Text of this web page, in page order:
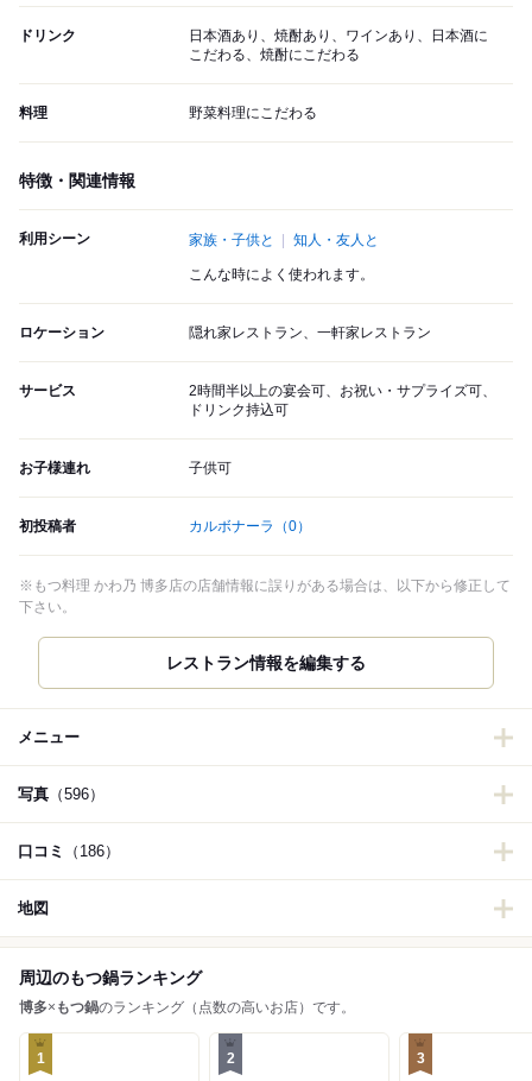
ドリンク
日本酒あり、焼酎あり、ワインあり、日本酒に
こだわる、焼酎にこだわる
料理 野菜料理にこだわる
特徴・関連情報
利用シーン 家族・子供と 知人・友人と
こんな時によく使われます。
ロケーション 隠れ家レストラン、一軒家レストラン
サービス
2時間半以上の宴会可、お祝い・サプライズ可、
ドリンク持込可
お子様連れ 子供可
初投稿者 カルボナーラ （0）
※もつ料理 かわ乃 博多店の店舗情報に誤りがある場合は、以下から修正して
下さい。
レストラン情報を編集する
メニュー
写真 （596）
口コミ （186）
地図
周辺のもつ鍋ランキング
博多× もつ鍋のランキング（点数の高いお店）です。
1 2 3